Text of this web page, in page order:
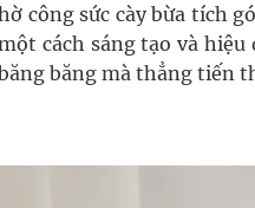
công sức cày bừa tích
cách sáng tạo và
băng mà thẳng tiến